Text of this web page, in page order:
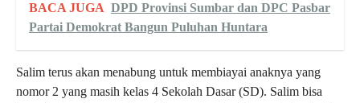
BACA JUGA DPD Provinsi Sumbar dan DPC Pasbar
Partai Demokrat Bangun Puluhan Huntara
Salim terus akan menabung untuk membiayai anaknya yang
nomor 2 yang masih kelas 4 Sekolah Dasar (SD). Salim bisa